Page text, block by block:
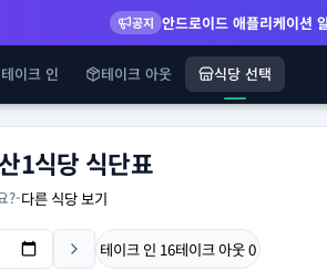
공지 안드로이드 애플리케이션
테이크 인 테이크 아웃 식당 선택
1식당 식단표
?-다른 식당 보기
테이크 인 16테이크 아웃0